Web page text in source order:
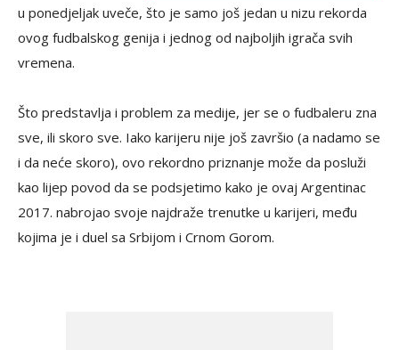
u ponedjeljak uveče, što je samo još jedan u nizu rekorda
ovog fudbalskog genija i jednog od najboljih igrača svih
vremena.
Što predstavlja i problem za medije, jer se o fudbaleru zna
sve, ili skoro sve. Iako karijeru nije još završio (a nadamo se
i da neće skoro), ovo rekordno priznanje može da posluži
kao lijep povod da se podsjetimo kako je ovaj Argentinac
2017. nabrojao svoje najdraže trenutke u karijeri, među
kojima je i duel sa Srbijom i Crnom Gorom.